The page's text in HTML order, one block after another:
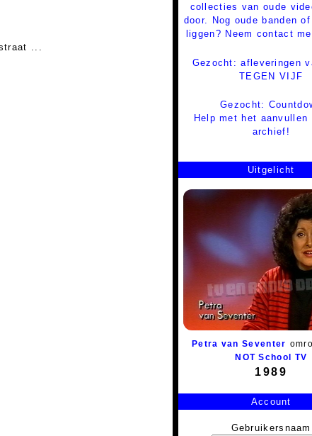
...
collecties van oude
door. Nog oude banden of
liggen? Neem contact
Gezocht: afleveringen
TEGEN VIJF
Gezocht:
Help met het aanvullen
archief!
Uitgelicht
Petra van Seventer
NOT School TV
1989
Account
Gebruikersnaam